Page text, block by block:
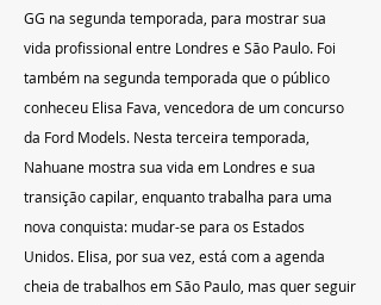
GG na segunda temporada, para mostrar sua
vida profissional entre Londres e São Paulo. Foi
também na segunda temporada que o público
conheceu Elisa Fava, vencedora de um concurso
da Ford Models. Nesta terceira temporada,
Nahuane mostra sua vida em Londres e sua
transição capilar, enquanto trabalha para uma
nova conquista: mudar-se para os Estados
Unidos. Elisa, por sua vez, está com a agenda
cheia de trabalhos em São Paulo, mas quer seguir